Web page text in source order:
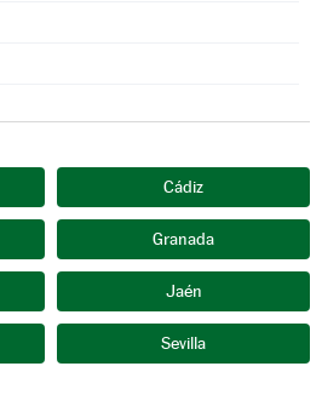
Cádiz
Granada
Jaén
Sevilla